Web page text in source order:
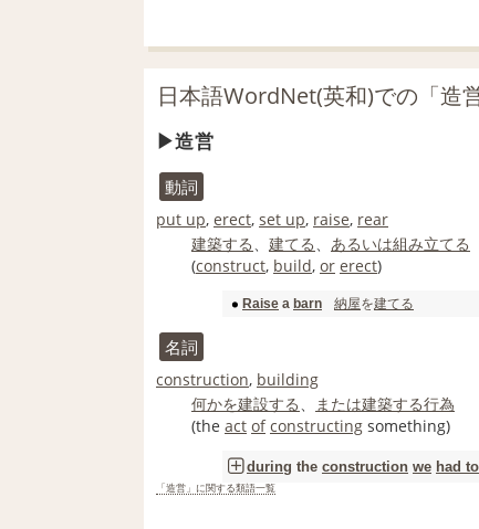
日本語WordNet(英和)での「造
造営
動詞
put up, erect, set up, raise, rear
建築する
建てる あるいは組み立てる
(construct, build, or erect)
Raise a barn 納屋を建てる
名詞
construction, building
何かを建設する または建築する行為
(the act of constructing something)
during the construction we had to
「造営」に関する類語一覧